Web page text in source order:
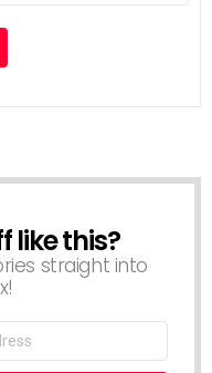
like this?
straight into